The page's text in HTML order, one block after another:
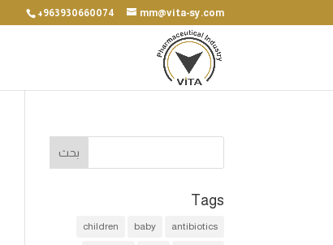
+963930660074 mm@vita-sy.com
Tags
antibiotics
baby
children